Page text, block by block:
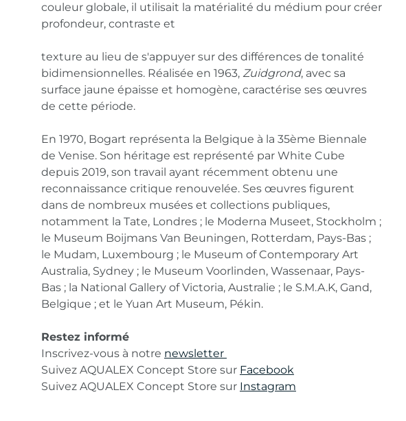
couleur globale, il utilisait la matérialité du médium pour créer
profondeur, contraste et
texture au lieu de s'appuyer sur des différences de tonalité
bidimensionnelles. Réalisée en 1963, Zuidgrond, avec sa
surface jaune épaisse et homogène, caractérise ses œuvres
de cette période.
En 1970, Bogart représenta la Belgique à la 35ème Biennale
de Venise. Son héritage est représenté par White Cube
depuis 2019, son travail ayant récemment obtenu une
reconnaissance critique renouvelée. Ses œuvres figurent
dans de nombreux musées et collections publiques,
notamment la Tate, Londres ; le Moderna Museet, Stockholm ;
le Museum Boijmans Van Beuningen, Rotterdam, Pays-Bas ;
le Mudam, Luxembourg ; le Museum of Contemporary Art
Australia, Sydney ; le Museum Voorlinden, Wassenaar, Pays-
Bas ; la National Gallery of Victoria, Australie ; le S.M.A.K, Gand,
Belgique ; et le Yuan Art Museum, Pékin.
Restez informé
Inscrivez-vous à notre newsletter
Suivez AQUALEX Concept Store sur Facebook
Suivez AQUALEX Concept Store sur Instagram